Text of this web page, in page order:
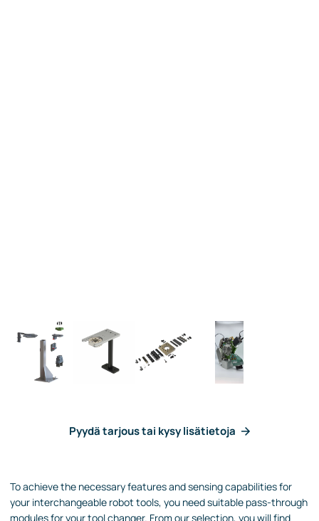
Pyydä tarjous tai kysy lisätietoja
To achieve the necessary features and sensing capabilities for
your interchangeable robot tools, you need suitable pass-through
modules for your tool changer. From our selection, you will find